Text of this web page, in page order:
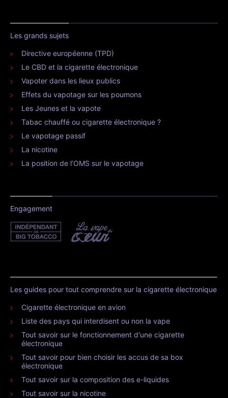
Les grands sujets
Directive européenne (TPD)
Le CBD et la cigarette électronique
Vapoter dans les lieux publics
Effets du vapotage sur les poumons
Les Jeunes et la vapote
Tabac chauffé ou cigarette électronique ?
Le vapotage passif
La nicotine
La position de l’OMS sur le vapotage
Engagement
Les guides pour tout comprendre sur la cigarette électronique
Cigarette électronique en avion
Liste des pays qui interdisent ou non la vape
Tout savoir sur le fonctionnement d'une cigarette
électronique
Tout savoir pour bien choisir les accus de sa box
électronique
Tout savoir sur la composition des e-liquides
Tout savoir sur la nicotine